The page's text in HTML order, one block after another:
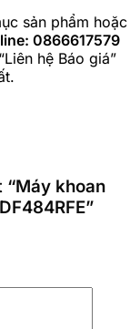
sản phẩm hoặc
0866617579
hệ Báo giá”
“Máy khoan